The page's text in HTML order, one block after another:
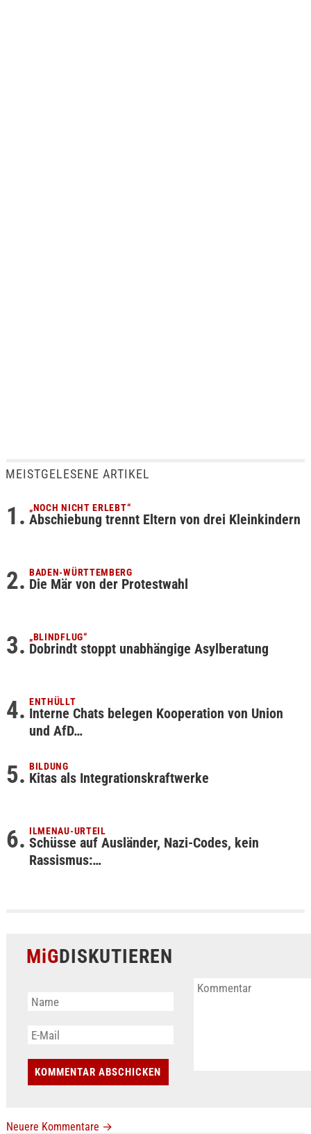
MEISTGELESENE ARTIKEL
„NOCH NICHT ERLEBT“
Abschiebung trennt Eltern von drei Kleinkindern
BADEN-WÜRTTEMBERG
Die Mär von der Protestwahl
„BLINDFLUG“
Dobrindt stoppt unabhängige Asylberatung
ENTHÜLLT
Interne Chats belegen Kooperation von Union
und AfD…
BILDUNG
Kitas als Integrationskraftwerke
ILMENAU-URTEIL
Schüsse auf Ausländer, Nazi-Codes, kein
Rassismus:…
MiGDISKUTIEREN
Neuere Kommentare →